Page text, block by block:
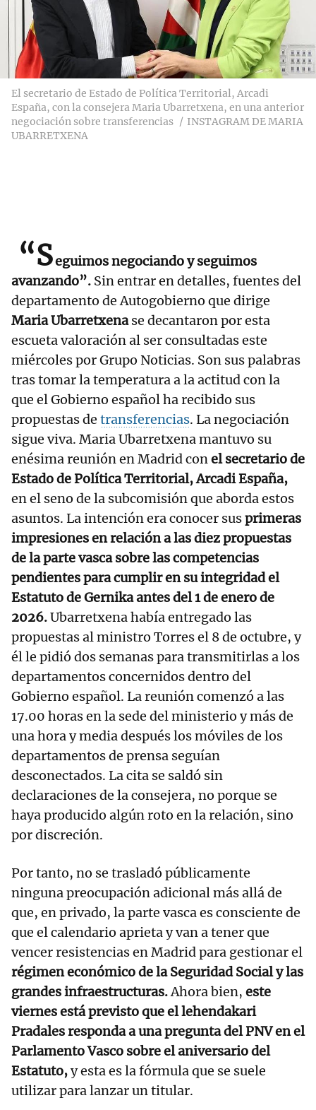
El secretario de Estado de Política Territorial, Arcadi
España, con la consejera Maria Ubarretxena, en una anterior
negociación sobre transferencias
INSTAGRAM DE MARIA
UBARRETXENA
“Seguimos negociando y seguimos
avanzando”. Sin entrar en detalles, fuentes del
departamento de Autogobierno que dirige
Maria Ubarretxenase decantaron por esta
escueta valoración al ser consultadas este
miércoles por Grupo Noticias. Son sus palabras
tras tomar la temperatura a la actitud con la
que el Gobierno español ha recibido sus
propuestas de transferencias. La negociación
sigue viva. Maria Ubarretxena mantuvo su
enésima reunión en Madrid conel secretario de
Estado de Política Territorial, Arcadi España,
en el seno de la subcomisión que aborda estos
asuntos. La intención era conocer susprimeras
impresiones en relación a las diez propuestas
de la parte vasca sobre las competencias
pendientes para cumplir en su integridad el
Estatuto de Gernika antes del 1 de enero de
2026.Ubarretxena había entregado las
propuestas al ministro Torres el 8 de octubre, y
él le pidió dos semanas para transmitirlas a los
departamentos concernidos dentro del
Gobierno español. La reunión comenzó a las
17.00 horas en la sede del ministerio y más de
una hora y media después los móviles de los
departamentos de prensa seguían
desconectados. La cita se saldó sin
declaraciones de la consejera, no porque se
haya producido algún roto en la relación, sino
por discreción.
Por tanto, no se trasladó públicamente
ninguna preocupación adicional más allá de
que, en privado, la parte vasca es consciente de
que el calendario aprieta y van a tener que
vencer resistencias en Madrid para gestionar el
régimen económico de la Seguridad Social y las
grandes infraestructuras.Ahora bien, este
viernes está previsto que el lehendakari
Pradales responda a una pregunta del PNV en el
Parlamento Vasco sobre el aniversario del
Estatuto,y esta es la fórmula que se suele
utilizar para lanzar un titular.